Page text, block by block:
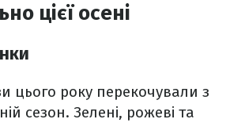
цієї осені
цього року перекочували з
сезон. Зелені, рожеві та